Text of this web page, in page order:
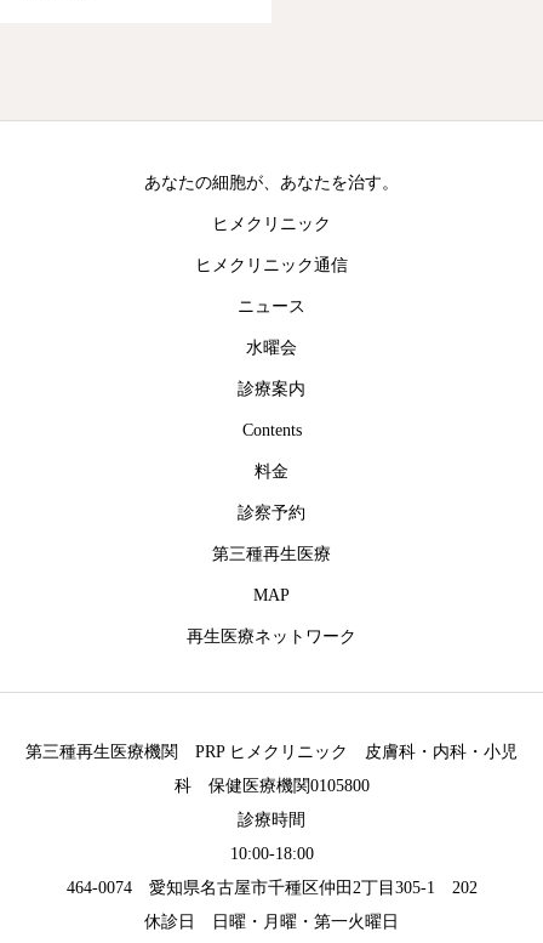
あなたの細胞が、あなたを治す。
ヒメクリニック
ヒメクリニック通信
ニュース
水曜会
診療案内
Contents
料金
診察予約
第三種再生医療
MAP
再生医療ネットワーク
第三種再生医療機関 PRP ヒメクリニック 皮膚科・内科・小児
科 保健医療機関0105800
診療時間
10:00-18:00
464-0074 愛知県名古屋市千種区仲田2丁目305-1 202
休診日 日曜・月曜・第一火曜日